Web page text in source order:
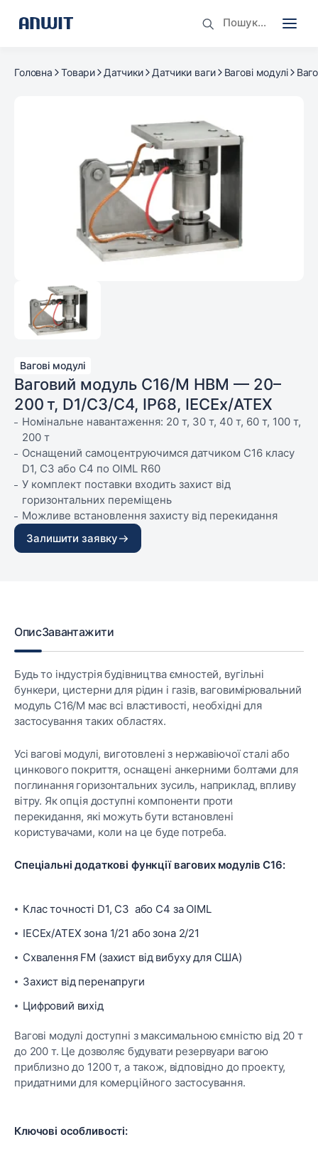
Головна Товари Датчики Датчики ваги Вагові модулі
Вагові модулі
Ваговий модуль C16/M HBM — 20–
200 т, D1/C3/C4, IP68, IECEx/ATEX
Номінальне навантаження: 20 т, 30 т, 40 т, 60 т, 100 т,
200 т
Оснащений самоцентруючимся датчиком С16 класу
D1, C3 або С4 по OIML R60
У комплект поставки входить захист від
горизонтальних переміщень
Можливе встановлення захисту від перекидання
(див. аксесуари)
Не потребує обслуговування
Залишити заявку
ОписЗавантажити
Будь то індустрія будівництва ємностей, вугільні
бункери, цистерни для рідин і газів, ваговимірювальний
модуль С16/М має всі властивості, необхідні для
застосування таких областях.
Усі вагові модулі, виготовлені з нержавіючої сталі або
цинкового покриття, оснащені анкерними болтами для
поглинання горизонтальних зусиль, наприклад, впливу
вітру. Як опція доступні компоненти проти
перекидання, які можуть бути встановлені
користувачами, коли на це буде потреба.
Спеціальні додаткові функції вагових модулів C16:
Клас точності D1, C3 або C4 за OIML
IECEx/ATEX зона 1/21 або зона 2/21
Схвалення FM (захист від вибуху для США)
Захист від перенапруги
Цифровий вихід
Вагові модулі доступні з максимальною ємністю від 20 т
до 200 т. Це дозволяє будувати резервуари вагою
приблизно до 1200 т, а також, відповідно до проекту,
придатними для комерційного застосування.
Ключові особливості: